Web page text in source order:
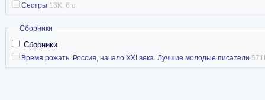
Сестры 13K, 6 с.
Скрыть
Сборники
Сборники
Время рожать. Россия, начало XXI века. Лучшие молодые писатели